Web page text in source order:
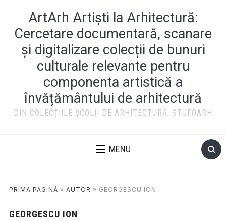
ArtArh Artiști la Arhitectură:
Cercetare documentară, scanare
și digitalizare colecții de bunuri
culturale relevante pentru
componenta artistică a
învățământului de arhitectură
DIN COLECȚIILE ȘCOLII DE ARHITECTURĂ: STUFOARH
MENU
PRIMA PAGINĂ » AUTOR » GEORGESCU ION
GEORGESCU ION